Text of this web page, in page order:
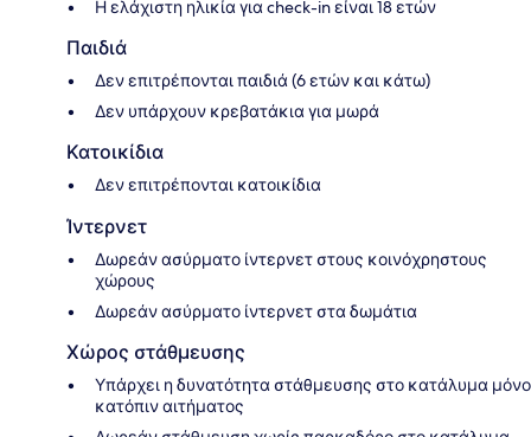
Η ελάχιστη ηλικία για check-in είναι 18 ετών
Παιδιά
Δεν επιτρέπονται παιδιά (6 ετών και κάτω)
Δεν υπάρχουν κρεβατάκια για μωρά
Κατοικίδια
Δεν επιτρέπονται κατοικίδια
Ίντερνετ
Δωρεάν ασύρματο ίντερνετ στους κοινόχρηστους
χώρους
Δωρεάν ασύρματο ίντερνετ στα δωμάτια
Χώρος στάθμευσης
Υπάρχει η δυνατότητα στάθμευσης στο κατάλυμα μόνο
κατόπιν αιτήματος